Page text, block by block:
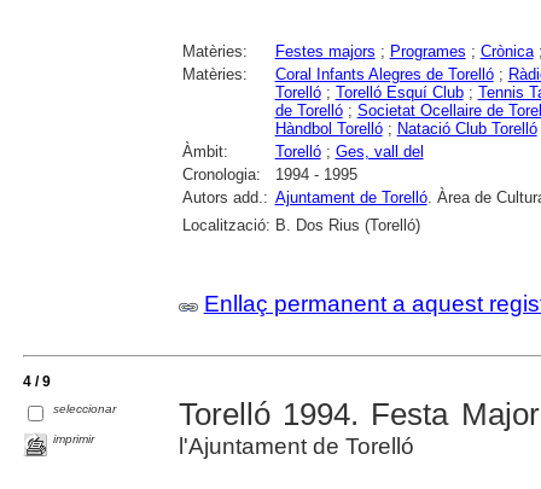
Matèries: Festes majors ; Programes ; Crònica
Matèries:
Coral Infants Alegres de Torelló;
Torelló; Torelló Esquí Club; Tennis
de Torelló; Societat Ocellaire de
Hàndbol Torelló; Natació Club Torelló
Àmbit:
Torelló; Ges, vall del
Cronologia:
1994 - 1995
Autors add.: Ajuntament de Torelló. Àrea de
Localització: B. Dos Rius (Torelló)
Enllaç permanent a aquest
4 / 9
seleccionar
imprimir
Torelló 1994. Festa Major
l'Ajuntament de Torelló